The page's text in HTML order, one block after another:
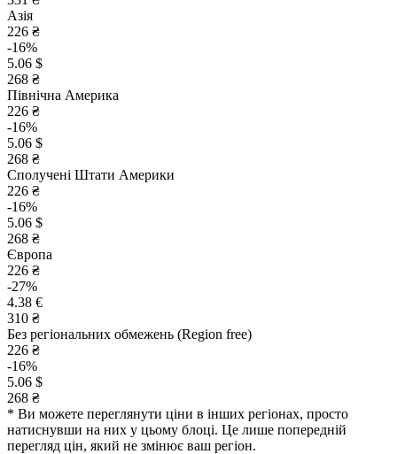
Азія
226 ₴
-16%
5.06 $
268 ₴
Північна Америка
226 ₴
-16%
5.06 $
268 ₴
Сполучені Штати Америки
226 ₴
-16%
5.06 $
268 ₴
Європа
226 ₴
-27%
4.38 €
310 ₴
Без регіональних обмежень (Region free)
226 ₴
-16%
5.06 $
268 ₴
* Ви можете переглянути ціни в інших регіонах, просто
натиснувши на них у цьому блоці. Це лише попередній
перегляд цін, який не змінює ваш регіон.